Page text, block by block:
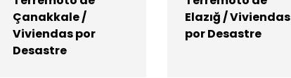
Çanakkale /
Viviendas por
Desastre
Elazığ / Viviendas
por Desastre